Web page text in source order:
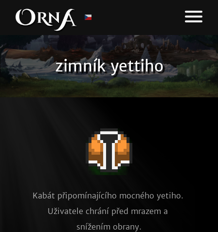
zimník yettiho
Kabát připomínajícího mocného yetiho.
Uživatele chrání před mrazem a
snížením obrany.